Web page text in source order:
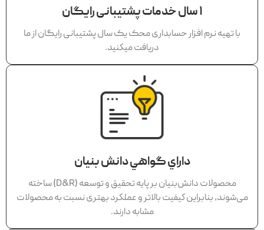
١ سال خدمات پشتيبانی رايگان
با تهيه نرم افزار حسابداری محک يک سال پشتيبانی رايگان از ما
دريافت ميكنيد.
داراي گواهي دانش بنيان
محصولات دانش‌بنيان بر پايه تحقيق و توسعه (D&R) ساخته
می‌شوند، بنابراين كيفيت بالاتر و عملكرد بهتری نسبت به محصولات
مشابه دارند.